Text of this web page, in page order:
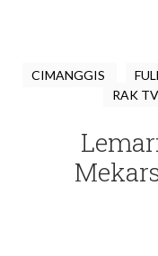
CIMANGGIS
RAK TV